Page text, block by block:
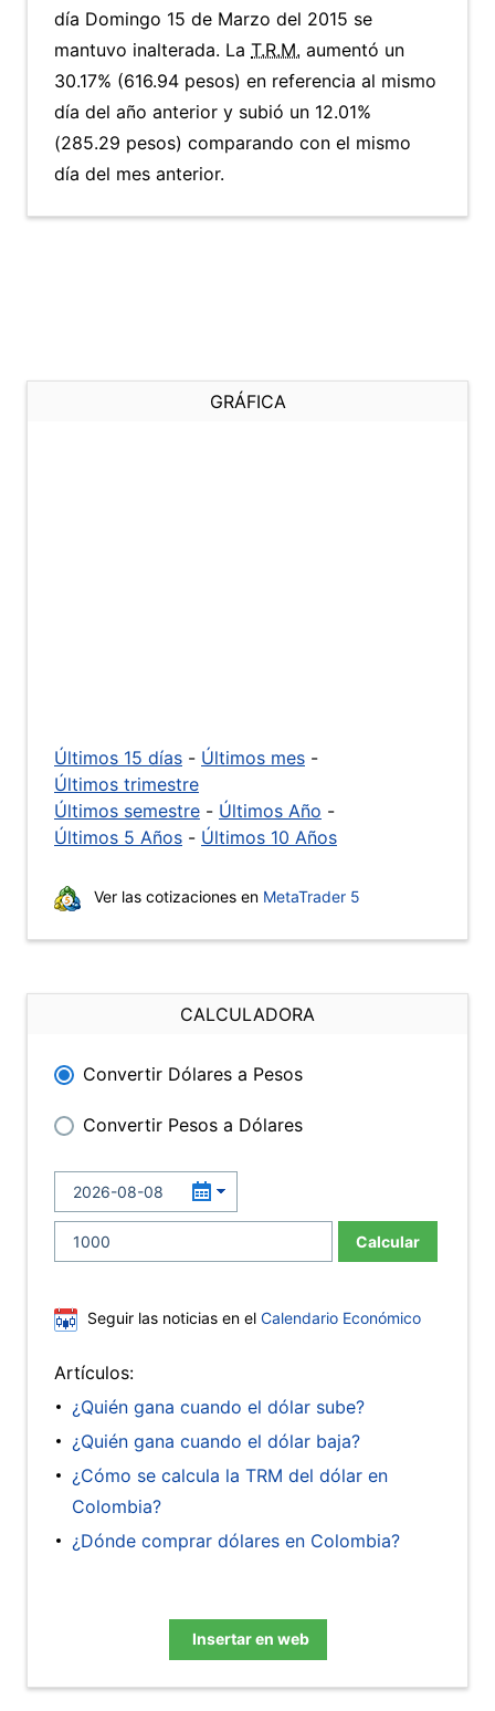
día Domingo 15 de Marzo del 2015 se
mantuvo inalterada. La T.R.M. aumentó un
30.17% (616.94 pesos) en referencia al mismo
día del año anterior y subió un 12.01%
(285.29 pesos) comparando con el mismo
día del mes anterior.
GRÁFICA
Últimos 15 días - Últimos mes -
Últimos trimestre
Últimos semestre - Últimos Año -
Últimos 5 Años - Últimos 10 Años
Ver las cotizaciones en MetaTrader 5
CALCULADORA
Convertir Dólares a Pesos
Convertir Pesos a Dólares
Calcular
Seguir las noticias en el Calendario Económico
Artículos:
¿Quién gana cuando el dólar sube?
¿Quién gana cuando el dólar baja?
¿Cómo se calcula la TRM del dólar en
Colombia?
¿Dónde comprar dólares en Colombia?
Insertar en web